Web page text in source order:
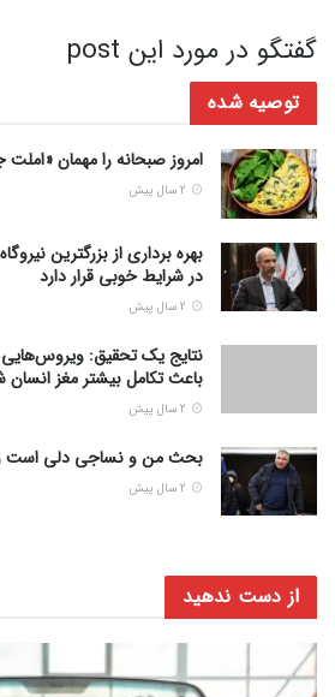
گفتگو در مورد این post
توصیه شده
امروز صبحانه را مهمان
بهره برداری از بزرگترین
در شرایط خوبی قرار دارد
باعث تکامل بیشتر مغز انسان
بحث من و نساجی دلی است و
از دست ندهید